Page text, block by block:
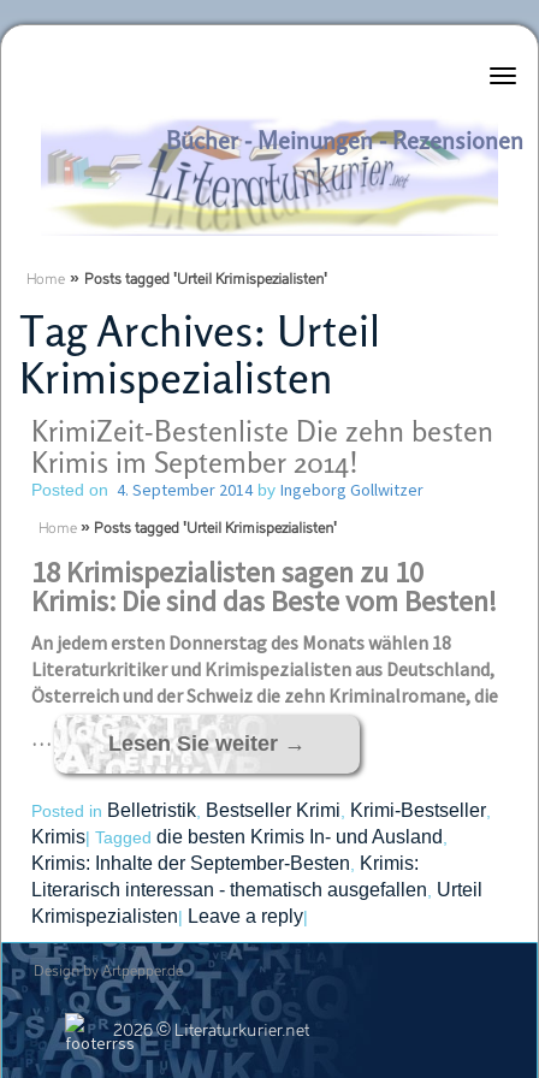
Literaturkurier.net
Bücher - Meinungen - Rezensionen
Home » Posts tagged 'Urteil Krimispezialisten'
Tag Archives: Urteil
Krimispezialisten
KrimiZeit-Bestenliste Die zehn besten
Krimis im September 2014!
Posted on 4. September 2014by Ingeborg Gollwitzer
Home » Posts tagged 'Urteil Krimispezialisten'
18 Krimispezialisten sagen zu 10
Krimis: Die sind das Beste vom Besten!
An jedem ersten Donnerstag des Monats wählen 18
Literaturkritiker und Krimispezialisten aus Deutschland,
Österreich und der Schweiz die zehn Kriminalromane, die
…
Lesen Sie weiter →
Posted in Belletristik Bestseller Krimi Krimi-Bestseller
Krimis| Tagged die besten Krimis In- und Ausland
Krimis: Inhalte der September-Besten
Krimis:
Literarisch interessan - thematisch ausgefallen Urteil
Krimispezialisten| Leave a reply|
2026 © Literaturkurier.net
Design by Artpepper.de